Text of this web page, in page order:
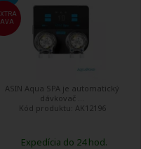
ASIN Aqua SPA je automatický
dávkovač ...
Kód produktu: AK12196
Expedícia do 24 hod.